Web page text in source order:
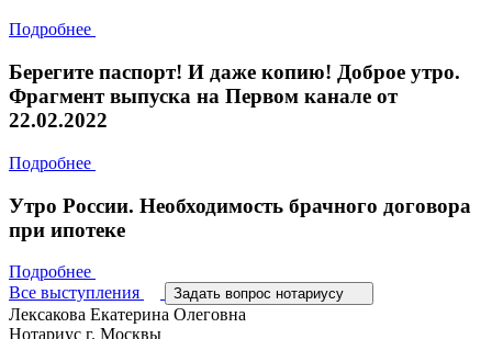
Подробнее
Берегите паспорт! И даже копию! Доброе утро.
Фрагмент выпуска на Первом канале от
22.02.2022
Подробнее
Утро России. Необходимость брачного договора
при ипотеке
Подробнее
Все выступления
Задать вопрос нотариусу
Лексакова Екатерина Олеговна
Нотариус г. Москвы